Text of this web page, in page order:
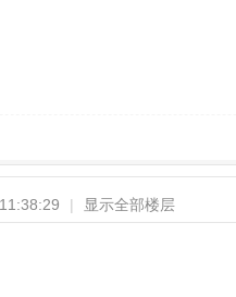
| 显示全部楼层